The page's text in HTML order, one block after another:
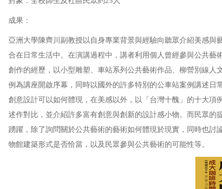
成果：
亞洲大學陳齊川副教授以自身專業背景與經驗向聽眾介紹美感與
合在日常生活中。在演講過程中，講者利用個人曾經參與公共藝
創作的經歷，以小型雕塑、車站系列公共藝術作品、柳營別線人
例為講座開啟序幕，同時以國外的許多特別的公車站案例講述日
創意設計可以如何體現，在美感以外，以「台灣十醜」的十大項
述作對比， 並介紹許多富有創意與創新的設計感小物。而民眾的
踴躍，除了詢問關於公共藝術的藝術如何體現於現實，同時也討
物館建築形式是否恰當，以及民眾參與公共藝術的可能性等。